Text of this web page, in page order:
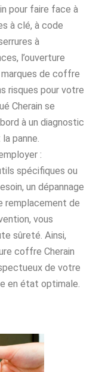
pour faire face à
à clé, à code
à
l’ouverture
de coffre
risques pour votre
Cherain se
à un diagnostic
panne.
:
spécifiques ou
un dépannage
remplacement de
vous
sûreté. Ainsi,
coffre Cherain
de votre
en état optimale.